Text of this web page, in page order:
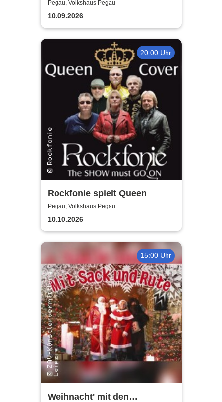
Neinhorn und der Geburtstag
Pegau, Volkshaus Pegau
10.09.2026
20:00 Uhr
Rockfonie spielt Queen
Pegau, Volkshaus Pegau
10.10.2026
15:00 Uhr
Weihnacht' mit den